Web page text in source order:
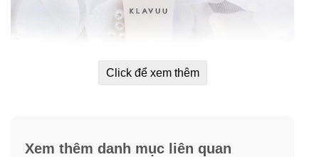
Click để xem thêm
Xem thêm danh mục liên quan